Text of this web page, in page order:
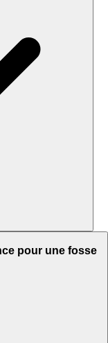
pour une fosse